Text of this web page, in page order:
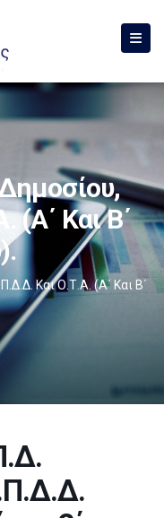
(α΄ Και Β΄
Και Ο.Τ.Α. (α΄ Και Β΄